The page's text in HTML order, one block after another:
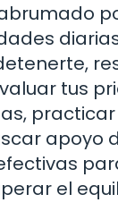
tus
apoyo
el